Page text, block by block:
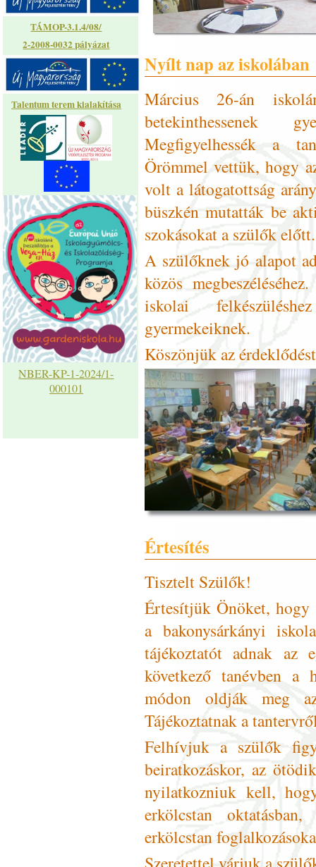
TÁMOP-3.1.4/08/
2-2008-0032 pályázat
Talentum terem kialakítása
NBER-KP-1-2024/1-
000101
Nyílt nap az iskolában
Március 26-án
betekinthessenek
Megfigyelhessék a
Örömmel vettük, hogy
volt a látogatottság
büszkén mutatták be
szokásokat a szülők előtt.
A szülőknek jó alapot
közös
iskolai
gyermekeiknek.
Köszönjük az
Értesítés
Tisztelt Szülők!
Értesítjük Önöket,
a bakonysárkányi
tájékoztatót adnak az
következő tanévben a
módon oldják meg
Tájékoztatnak a
Felhívjuk a szülők
beiratkozáskor, az
nyilatkozniuk kell,
erkölcstan
erkölcstan
Szeretettel várjuk a